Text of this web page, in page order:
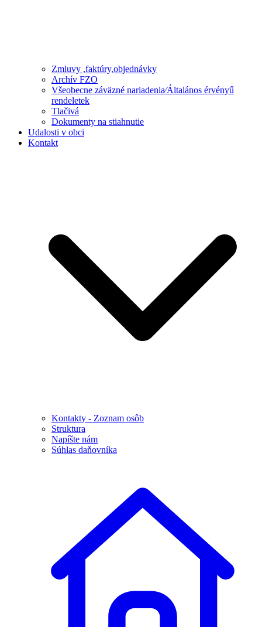
Zmluvy ,faktúry,objednávky
Archív FZO
Všeobecne záväzné nariadenia⁄Általános érvényű
rendeletek
Tlačivá
Dokumenty na stiahnutie
Udalosti v obci
Kontakt
Kontakty - Zoznam osôb
Struktura
Napíšte nám
Súhlas daňovníka